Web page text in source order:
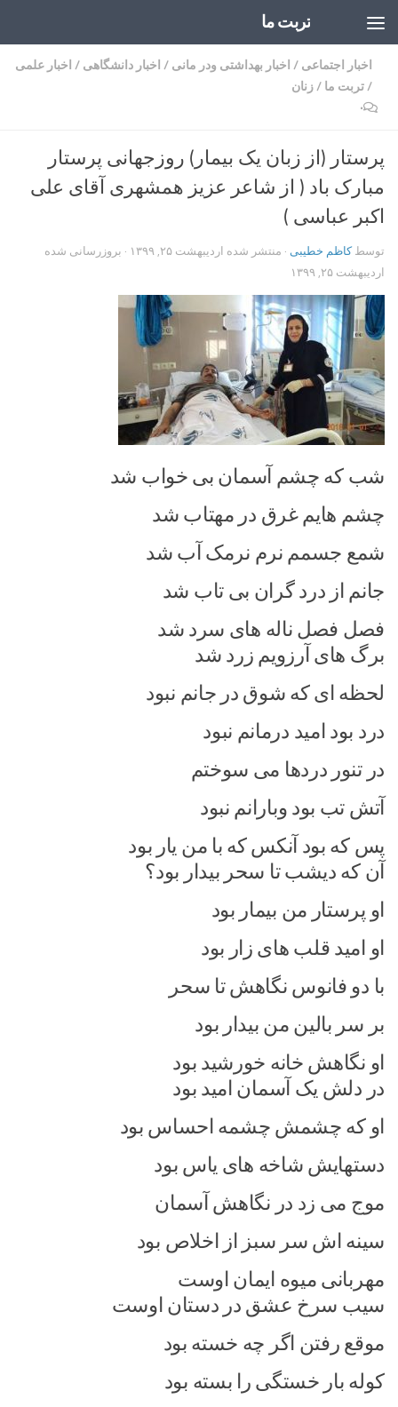
تربت ما
اخبار اجتماعی / اخبار بهداشتی ودر مانی / اخبار دانشگاهی / اخبار علمی
/تربت ما /زنان
۰
پرستار (از زبان یک بیمار) روزجهانی پرستار
مبارک باد ( از شاعر عزیز همشهری آقای علی
اکبر عباسی )
توسطکاظم خطیبی · منتشر شده اردیبهشت ۲۵, ۱۳۹۹
· بروزرسانی شده
اردیبهشت ۲۵, ۱۳۹۹
شب که چشم آسمان بی خواب شد
چشم هایم غرق در مهتاب شد
شمع جسمم نرم نرمک آب شد
جانم از درد گران بی تاب شد
فصل فصل ناله های سرد شد
برگ های آرزویم زرد شد
لحظه ای که شوق در جانم نبود
درد بود امید درمانم نبود
در تنور دردها می سوختم
آتش تب بود وبارانم نبود
پس که بود آنکس که با من یار بود
آن که دیشب تا سحر بیدار بود؟
او پرستار من بیمار بود
او امید قلب های زار بود
با دو فانوس نگاهش تا سحر
بر سر بالین من بیدار بود
او نگاهش خانه خورشید بود
در دلش یک آسمان امید بود
او که چشمش چشمه احساس بود
دستهایش شاخه های یاس بود
موج می زد در نگاهش آسمان
سینه اش سر سبز از اخلاص بود
مهربانی میوه ایمان اوست
سیب سرخ عشق در دستان اوست
موقع رفتن اگر چه خسته بود
کوله بار خستگی را بسته بود